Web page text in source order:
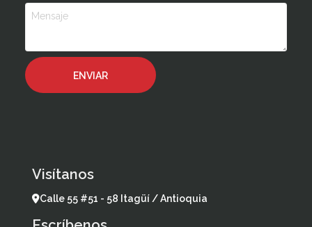
Visítanos
Calle 55 #51 - 58 Itagüí / Antioquia